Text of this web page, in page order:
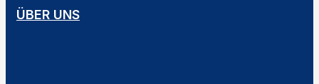
ÜBER UNS